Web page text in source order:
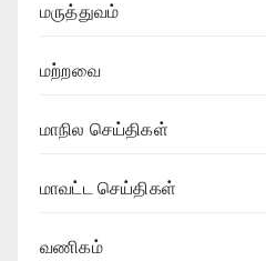
மருத்துவம்
மற்றவை
மாநில செய்திகள்
மாவட்ட செய்திகள்
வணிகம்